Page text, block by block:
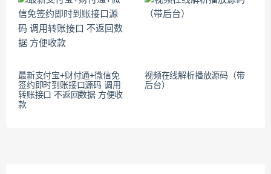
最新支付宝+财付通+微信免
签约即时到账接口源码 调用
转账接口 不返回数据 方便收
款
视频在线解析播放源码（带
后台）